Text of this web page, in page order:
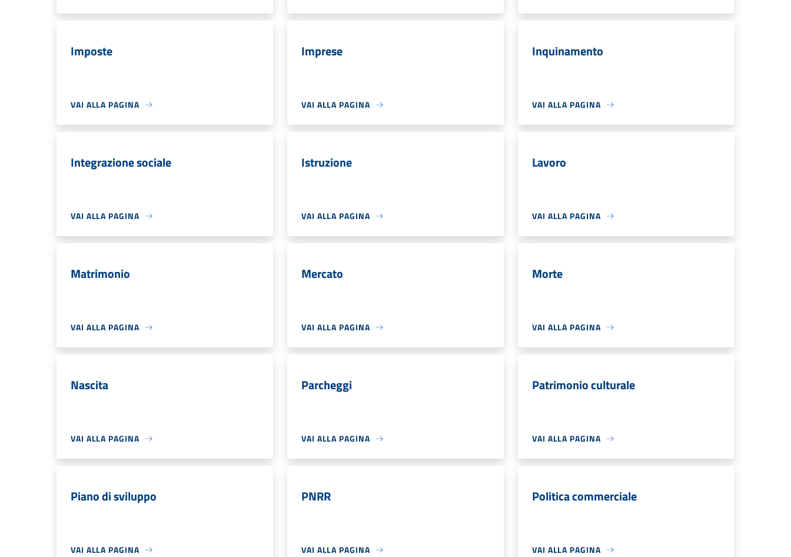
Imposte
VAI ALLA PAGINA
Imprese
VAI ALLA PAGINA
Inquinamento
VAI ALLA PAGINA
Integrazione sociale
VAI ALLA PAGINA
Istruzione
VAI ALLA PAGINA
Lavoro
VAI ALLA PAGINA
Matrimonio
VAI ALLA PAGINA
Mercato
VAI ALLA PAGINA
Morte
VAI ALLA PAGINA
Nascita
VAI ALLA PAGINA
Parcheggi
VAI ALLA PAGINA
Patrimonio culturale
VAI ALLA PAGINA
Piano di sviluppo
VAI ALLA PAGINA
PNRR
VAI ALLA PAGINA
Politica commerciale
VAI ALLA PAGINA